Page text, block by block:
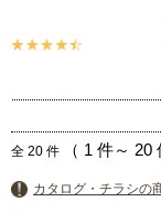
全 20 件 （ 1 件～ 20
カタログ・チラシの